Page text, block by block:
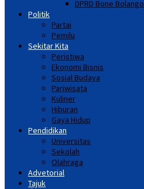
DPRD Bone Bolango
Politik
Partai
Pemilu
Sekitar Kita
Peristiwa
Ekonomi Bisnis
Sosial Budaya
Pariwisata
Kuliner
Hiburan
Gaya Hidup
Pendidikan
Universitas
Sekolah
Olahraga
Advetorial
Tajuk